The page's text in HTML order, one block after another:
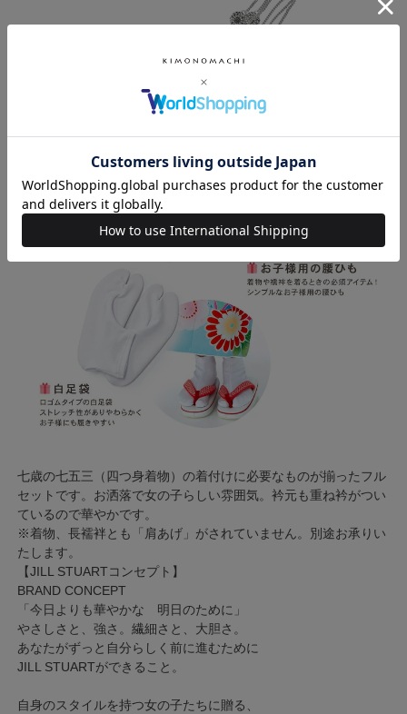
七歳の七五三（四つ身着物）の着付けに必要なものが揃ったフル
セットです。お洒落で女の子らしい雰囲気。衿元も重ね衿がつい
ているので華やかです。
※着物、長襦袢とも「肩あげ」がされていません。別途お承りい
たします。
【JILL STUARTコンセプト】
BRAND CONCEPT
「今日よりも華やかな 明日のために」
やさしさと、強さ。繊細さと、大胆さ。
あなたがずっと自分らしく前に進むために
JILL STUARTができること。
自身のスタイルを持つ女の子たちに贈る、